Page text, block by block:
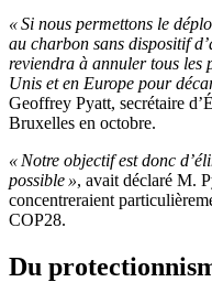
« Si nous permettons le
au charbon sans dispositif
reviendra à annuler tous les
Unis et en Europe pour
Geoffrey Pyatt, secrétaire
Bruxelles en octobre.
« Notre objectif est donc
possible », avait déclaré M.
concentreraient
COP28.
Du